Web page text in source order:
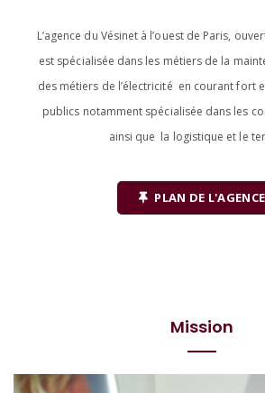
L’agence du Vésinet à l’ouest de Paris,
est spécialisée dans les métiers de la
des métiers de l’électricité en courant fort
publics notamment spécialisée dans les
ainsi que la logistique et le
PLAN DE L'AGENCE
Mission